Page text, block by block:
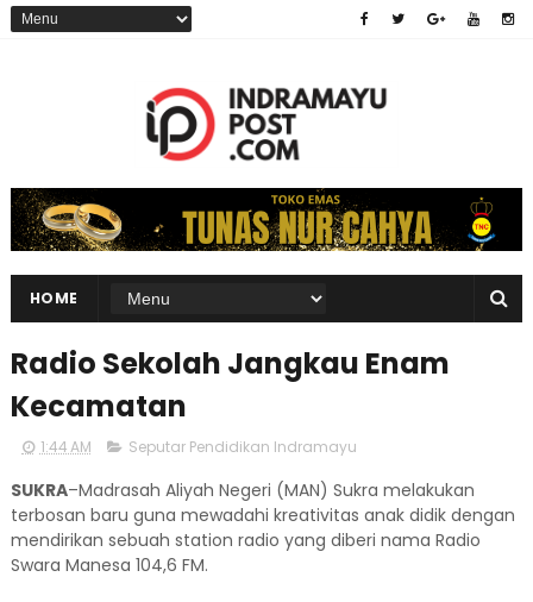
HOME
Radio Sekolah Jangkau Enam
Kecamatan
1:44 AM Seputar Pendidikan Indramayu
SUKRA–Madrasah Aliyah Negeri (MAN) Sukra melakukan
terbosan baru guna mewadahi kreativitas anak didik dengan
mendirikan sebuah station radio yang diberi nama Radio
Swara Manesa 104,6 FM.